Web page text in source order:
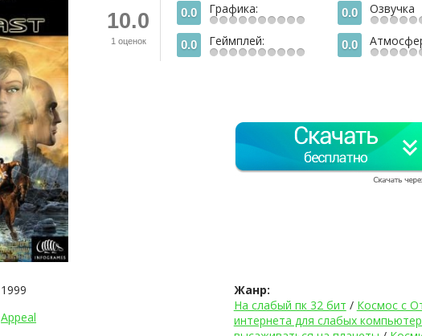
10.0
1 оценок
0.0 Графика:
0.0 Геймплей:
0.0 Озвучка
0.0
1999
Appeal
Жанр:
На слабый пк 32 бит / Космос с
интернета для слабых